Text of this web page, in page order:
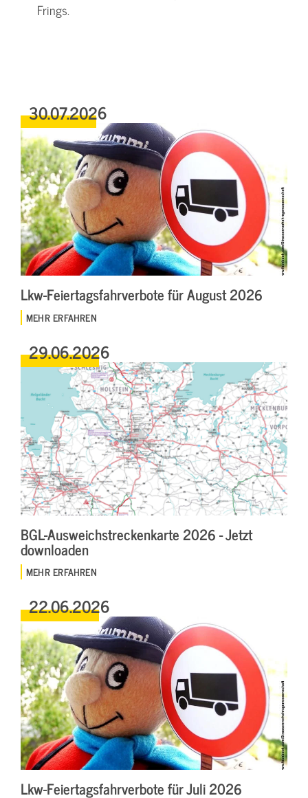
Frings.
30.07.2026
Lkw-Feiertagsfahrverbote für August 2026
MEHR ERFAHREN
29.06.2026
BGL-Ausweichstreckenkarte 2026 - Jetzt
downloaden
MEHR ERFAHREN
22.06.2026
Lkw-Feiertagsfahrverbote für Juli 2026